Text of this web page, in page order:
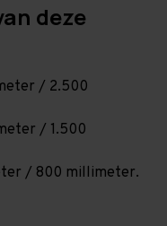
deze
/ 2.500
/ 1.500
/ 800 millimeter.